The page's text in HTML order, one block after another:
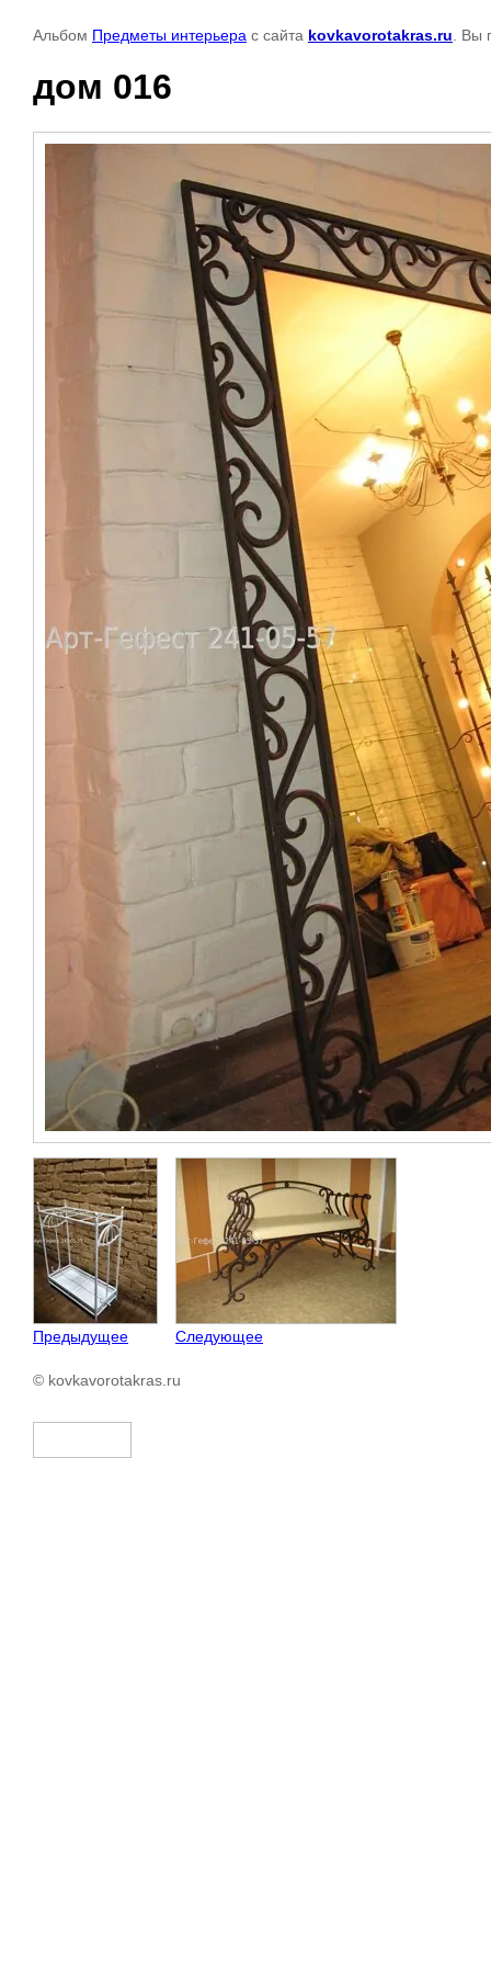
Альбом Предметы интерьера с сайта kovkavorotakras.ru . Вы
дом 016
Предыдущее Следующее
© kovkavorotakras.ru